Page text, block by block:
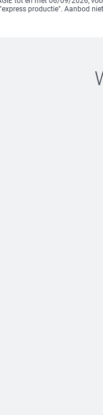
productie". Aanbod